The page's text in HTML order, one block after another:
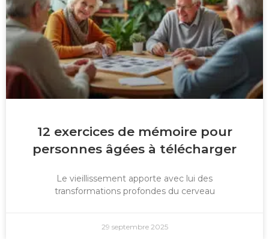
12 exercices de mémoire pour
personnes âgées à télécharger
Le vieillissement apporte avec lui des
transformations profondes du cerveau
29 septembre 2025